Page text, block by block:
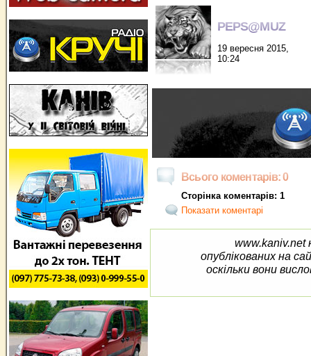
PEPS@MUZ
19 вересня 2015,
10:24
Всього коментарів: 0
Сторінка коментарів: 1
Показати коментарі
www.kaniv.net
опублікованих на
оскільки вони